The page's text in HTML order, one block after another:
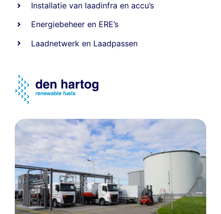
Installatie van laadinfra en accu’s
Energiebeheer en ERE’s
Laadnetwerk en Laadpassen